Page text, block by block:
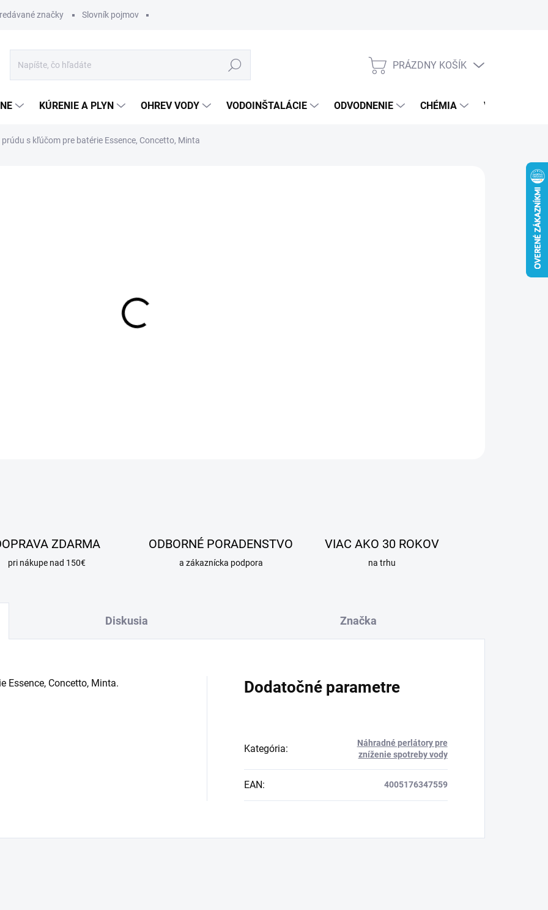
značky Slovník pojmov
Hľadať
NÁKUPNÝ
PRÁZDNY KOŠÍK
KÚRENIE A PLYN OHREV VODY VODOINŠTALÁCIE ODVODNENIE CHÉMIA VEREJNÝ
s kľúčom pre batérie Essence, Concetto, Minta
ZDARMA
pri nákupe nad 150€
ODBORNÉ PORADENSTVO
a zákaznícka podpora
VIAC AKO 30 ROKOV
na trhu
Diskusia Značka
Essence, Concetto, Minta.
Dodatočné parametre
Kategória:
Náhradné perlátory pre
zníženie spotreby vody
EAN: 4005176347559